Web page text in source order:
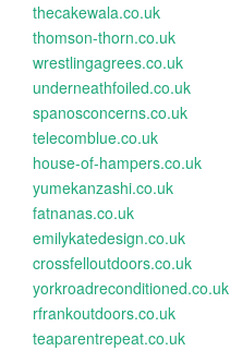
thecakewala.co.uk
thomson-thorn.co.uk
wrestlingagrees.co.uk
underneathfoiled.co.uk
spanosconcerns.co.uk
telecomblue.co.uk
house-of-hampers.co.uk
yumekanzashi.co.uk
fatnanas.co.uk
emilykatedesign.co.uk
crossfelloutdoors.co.uk
yorkroadreconditioned.co.uk
rfrankoutdoors.co.uk
teaparentrepeat.co.uk